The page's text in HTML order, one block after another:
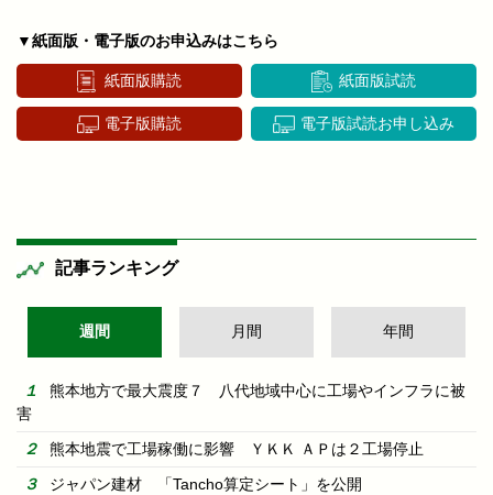
▼紙面版・電子版のお申込みはこちら
紙面版購読 紙面版試読
電子版購読 電子版試読お申し込み
記事ランキング
週間 月間 年間
熊本地方で最大震度７ 八代地域中心に工場やインフラに被
害
熊本地震で工場稼働に影響 ＹＫＫ ＡＰは２工場停止
ジャパン建材 「Tancho算定シート」を公開